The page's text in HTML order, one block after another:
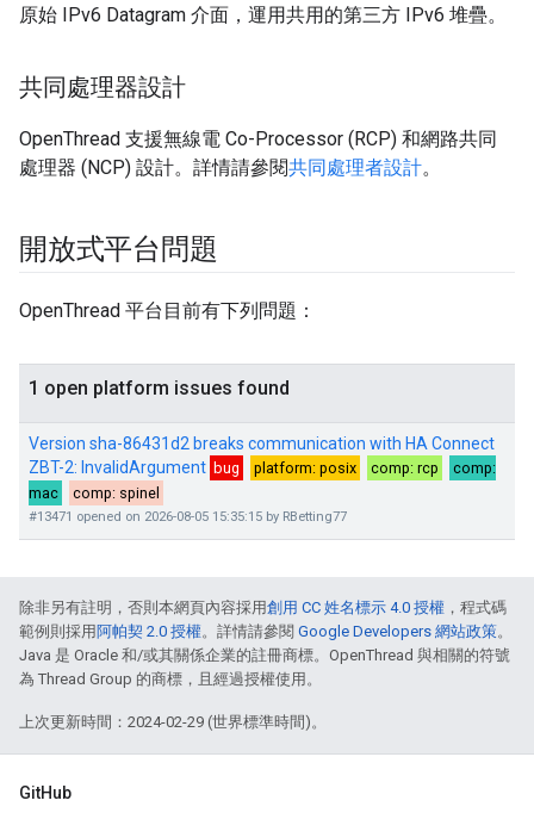
原始 IPv6 Datagram 介面，運用共用的第三方 IPv6 堆疊。
共同處理器設計
OpenThread 支援無線電 Co-Processor (RCP) 和網路共同
處理器 (NCP) 設計。詳情請參閱共同處理者設計。
開放式平台問題
OpenThread 平台目前有下列問題：
除非另有註明，否則本網頁內容採用創用 CC 姓名標示 4.0 授權 ，程式碼
範例則採用 阿帕契 2.0 授權。詳情請參閱 Google Developers 網站政策。
Java 是 Oracle 和/或其關係企業的註冊商標。OpenThread 與相關的符號
為 Thread Group 的商標，且經過授權使用。
上次更新時間：2024-02-29 (世界標準時間)。
GitHub